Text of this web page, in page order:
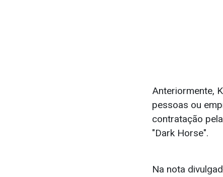
Anteriormente,
pessoas ou
contratação
"Dark Horse".
Na nota